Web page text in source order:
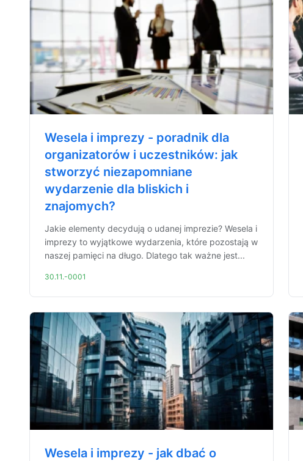
Wesela i imprezy - poradnik dla
organizatorów i uczestników: jak
stworzyć niezapomniane
wydarzenie dla bliskich i
znajomych?
Jakie elementy decydują o udanej imprezie? Wesela i
imprezy to wyjątkowe wydarzenia, które pozostają w
naszej pamięci na długo. Dlatego tak ważne jest...
30.11.-0001
Wesela i imprezy - jak dbać o